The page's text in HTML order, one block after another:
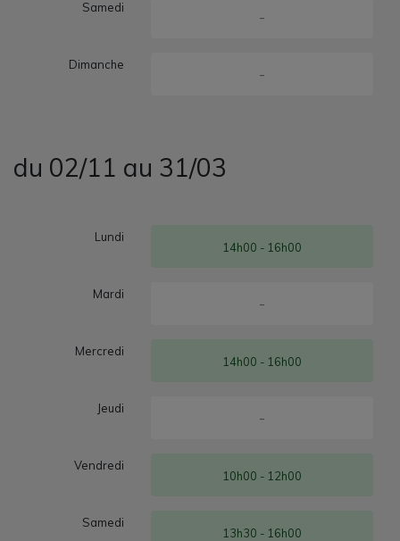
Samedi
-
Dimanche
-
du 02/11 au 31/03
Lundi
14h00 - 16h00
Mardi
-
Mercredi
14h00 - 16h00
Jeudi
-
Vendredi
10h00 - 12h00
Samedi
13h30 - 16h00